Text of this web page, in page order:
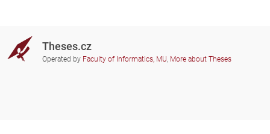
Theses.cz
Operated by Faculty of Informatics, MU, More about Theses